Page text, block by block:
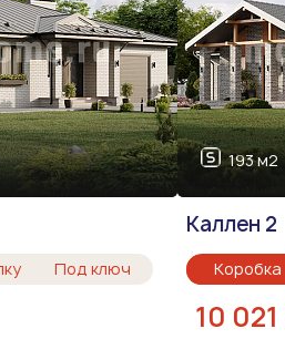
Под ключ
193 м2
Каллен 2
Коробка
10